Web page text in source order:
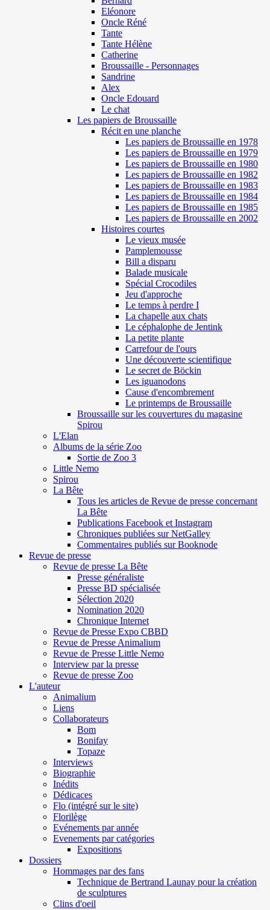
Eléonore
Oncle Réné
Tante
Tante Hélène
Catherine
Broussaille - Personnages
Sandrine
Alex
Oncle Edouard
Le chat
Les papiers de Broussaille
Récit en une planche
Les papiers de Broussaille en 1978
Les papiers de Broussaille en 1979
Les papiers de Broussaille en 1980
Les papiers de Broussaille en 1982
Les papiers de Broussaille en 1983
Les papiers de Broussaille en 1984
Les papiers de Broussaille en 1985
Les papiers de Broussaille en 2002
Histoires courtes
Le vieux musée
Pamplemousse
Bill a disparu
Balade musicale
Spécial Crocodiles
Jeu d'approche
Le temps à perdre I
La chapelle aux chats
Le céphalophe de Jentink
La petite plante
Carrefour de l'ours
Une découverte scientifique
Le secret de Böckin
Les iguanodons
Cause d'encombrement
Le printemps de Broussaille
Broussaille sur les couvertures du magasine
Spirou
L'Elan
Albums de la série Zoo
Sortie de Zoo 3
Little Nemo
Spirou
La Bête
Tous les articles de Revue de presse concernant
La Bête
Publications Facebook et Instagram
Chroniques publiées sur NetGalley
Commentaires publiés sur Booknode
Revue de presse
Revue de presse La Bête
Presse généraliste
Presse BD spécialisée
Sélection 2020
Nomination 2020
Chronique Internet
Revue de Presse Expo CBBD
Revue de Presse Animalium
Revue de Presse Little Nemo
Interview par la presse
Revue de presse Zoo
L'auteur
Animalium
Liens
Collaborateurs
Bom
Bonifay
Topaze
Interviews
Biographie
Inédits
Dédicaces
Flo (intégré sur le site)
Florilège
Evénements par année
Evenements par catégories
Expositions
Dossiers
Hommages par des fans
Technique de Bertrand Launay pour la création
de sculptures
Clins d'oeil